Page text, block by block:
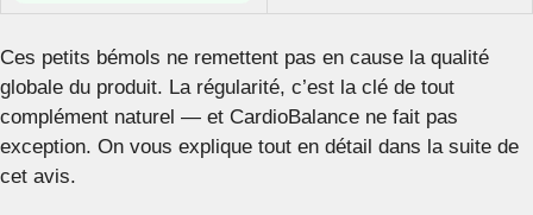
Ces petits bémols ne remettent pas en cause la qualité
globale du produit. La régularité, c’est la clé de tout
complément naturel — et CardioBalance ne fait pas
exception. On vous explique tout en détail dans la suite de
cet avis.